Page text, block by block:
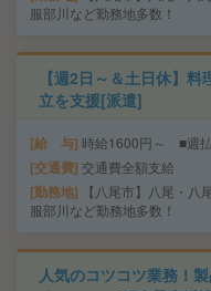
服部川など勤務地多数！
【週2日～＆土日休】
立を支援[派遣]
給 与 時給1600円～ ■週
交通費 交通費全額支給
勤務地
【八尾市】八尾・八
服部川など勤務地多数！
人気のコツコツ業務！